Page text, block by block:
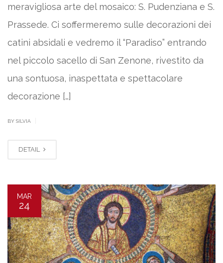
meravigliosa arte del mosaico: S. Pudenziana e S.
Prassede. Ci soffermeremo sulle decorazioni dei
catini absidali e vedremo il “Paradiso” entrando
nel piccolo sacello di San Zenone, rivestito da
una sontuosa, inaspettata e spettacolare
decorazione […]
BY SILVIA
DETAIL
MAR
24